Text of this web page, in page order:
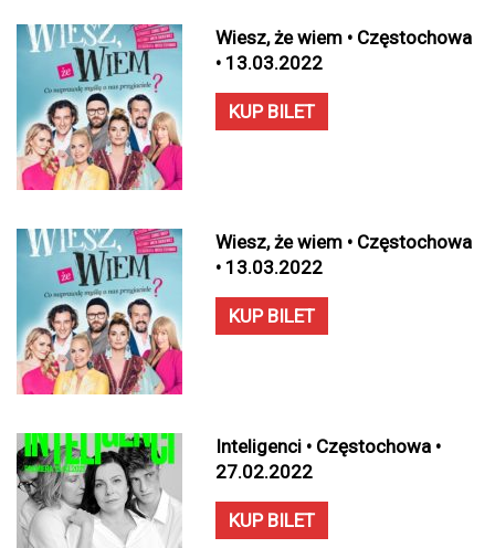
Wiesz, że wiem • Częstochowa
• 13.03.2022
KUP BILET
Wiesz, że wiem • Częstochowa
• 13.03.2022
KUP BILET
Inteligenci • Częstochowa •
27.02.2022
KUP BILET